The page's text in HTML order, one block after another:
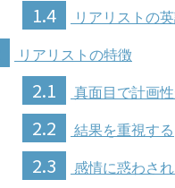
1.4 リアリストの
リアリストの特徴
2.1 真面目で計画
2.2 結果を重視する
2.3 感情に惑わさ